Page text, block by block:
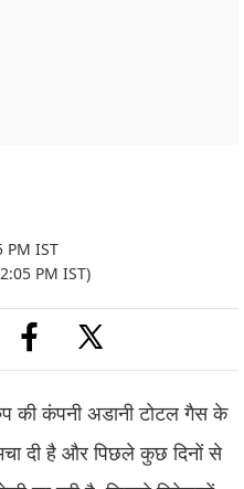
PM IST
PM IST)
की कंपनी अडानी टोटल गैस के
दी है और पिछले कुछ दिनों से